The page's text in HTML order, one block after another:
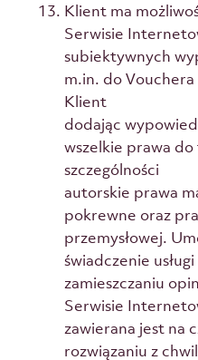
Klient ma
Serwisie
subiektywnych
m.in. do
Klient
dodając
wszelkie prawa
szczególności
autorskie prawa
pokrewne oraz
przemysłowej.
świadczenie
zamieszczaniu
Serwisie
zawierana jest na
rozwiązaniu z